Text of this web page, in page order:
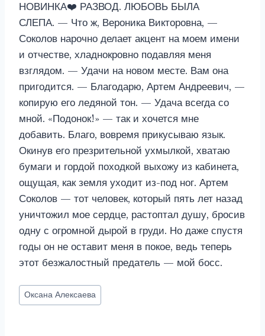
НОВИНКА‍❤️‍ РАЗВОД. ЛЮБОВЬ БЫЛА
СЛЕПА. — Что ж, Вероника Викторовна, —
Соколов нарочно делает акцент на моем имени
и отчестве, хладнокровно подавляя меня
взглядом. — Удачи на новом месте. Вам она
пригодится. — Благодарю, Артем Андреевич, —
копирую его ледяной тон. — Удача всегда со
мной. «Подонок!» — так и хочется мне
добавить. Благо, вовремя прикусываю язык.
Окинув его презрительной ухмылкой, хватаю
бумаги и гордой походкой выхожу из кабинета,
ощущая, как земля уходит из-под ног. Артем
Соколов — тот человек, который пять лет назад
уничтожил мое сердце, растоптал душу, бросив
одну с огромной дырой в груди. Но даже спустя
годы он не оставит меня в покое, ведь теперь
этот безжалостный предатель — мой босс.
Метки
записи:
Оксана Алексаева